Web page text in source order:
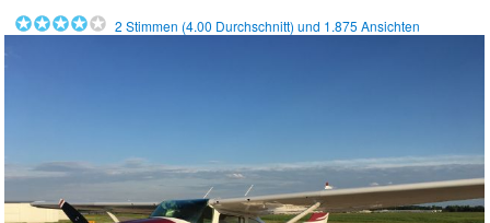
2 Stimmen (4.00 Durchschnitt) und 1.875 Ansichten